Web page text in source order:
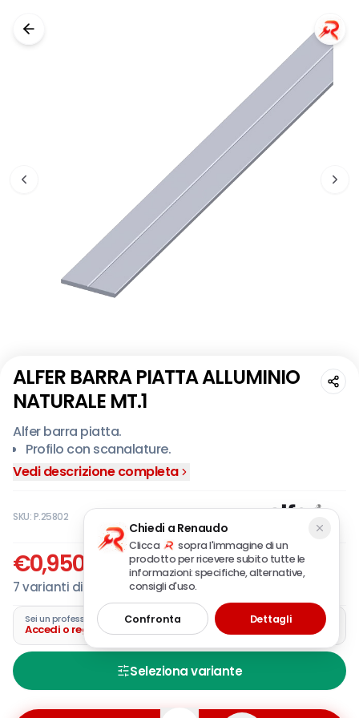
ALFER BARRA PIATTA ALLUMINIO
NATURALE MT.1
Alfer barra piatta.
Profilo con scanalature.
Vedi descrizione completa
SKU:P.25802
€0,950 €6,90IVA incl.
7varianti disponibili
Sei un professionista?
Accedi o registra la tua azienda
Seleziona variante
Chiedi a Renaudo
Clicca
sopra l'immagine di un
prodotto per ricevere subito tutte le
informazioni: specifiche, alternative,
consigli d'uso.
Confronta Dettagli